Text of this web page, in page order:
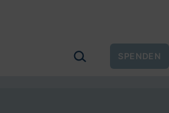
SUCHEN …SPENDEN